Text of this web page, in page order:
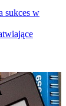
sukces w